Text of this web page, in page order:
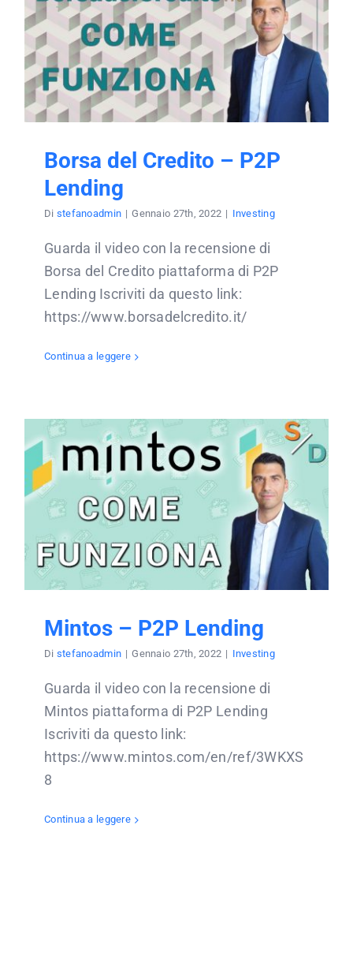
Borsa del Credito – P2P
Lending
Di stefanoadmin | Gennaio 27th, 2022 | Investing
Guarda il video con la recensione di
Borsa del Credito piattaforma di P2P
Lending Iscriviti da questo link:
https://www.borsadelcredito.it/
Continua a leggere
Mintos – P2P Lending
Di stefanoadmin | Gennaio 27th, 2022 | Investing
Guarda il video con la recensione di
Mintos piattaforma di P2P Lending
Iscriviti da questo link:
https://www.mintos.com/en/ref/3WKXS
8
Continua a leggere